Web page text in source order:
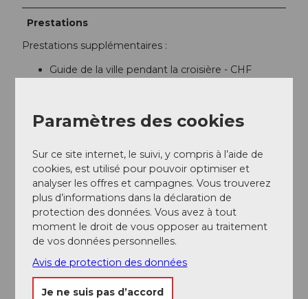
Prestations
Prestations supplémentaires :
Guide de la ville pendant la croisière - CHF
Nombre de participants (maximum) : 10
Interlocuteur/trice
Luzern Tourismus
Contact
Luzern Tourismus
Paramètres des cookies
Sur ce site internet, le suivi, y compris à l’aide de
cookies, est utilisé pour pouvoir optimiser et
analyser les offres et campagnes. Vous trouverez
plus d’informations dans la déclaration de
protection des données. Vous avez à tout
moment le droit de vous opposer au traitement
de vos données personnelles.
Avis de protection des données
Je ne suis pas d’accord